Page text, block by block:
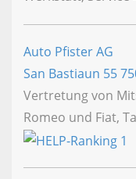
Auto Pfister AG
San Bastiaun 55
Vertretung von
Romeo und Fiat,